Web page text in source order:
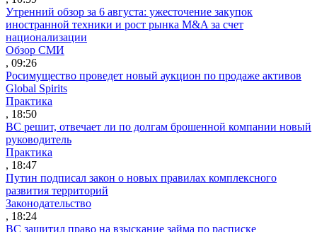
Утренний обзор за 6 августа: ужесточение закупок
иностранной техники и рост рынка M&A за счет
национализации
Обзор СМИ
, 09:26
Росимущество проведет новый аукцион по продаже активов
Global Spirits
Практика
, 18:50
ВС решит, отвечает ли по долгам брошенной компании новый
руководитель
Практика
, 18:47
Путин подписал закон о новых правилах комплексного
развития территорий
Законодательство
, 18:24
ВС защитил право на взыскание займа по расписке